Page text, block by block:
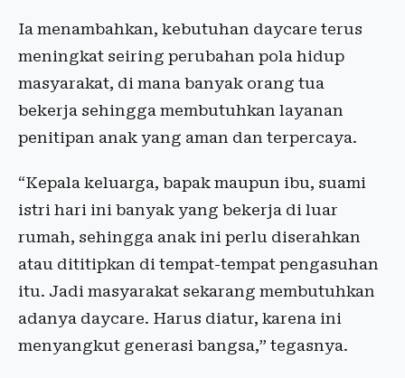
Ia menambahkan, kebutuhan daycare terus
meningkat seiring perubahan pola hidup
masyarakat, di mana banyak orang tua
bekerja sehingga membutuhkan layanan
penitipan anak yang aman dan terpercaya.
“Kepala keluarga, bapak maupun ibu, suami
istri hari ini banyak yang bekerja di luar
rumah, sehingga anak ini perlu diserahkan
atau dititipkan di tempat-tempat pengasuhan
itu. Jadi masyarakat sekarang membutuhkan
adanya daycare. Harus diatur, karena ini
menyangkut generasi bangsa,” tegasnya.